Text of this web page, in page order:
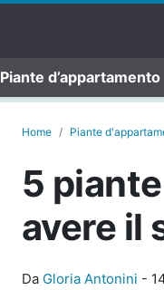
Piante d’appartamento
Home Piante
5
avere il
Da Gloria Antonini -